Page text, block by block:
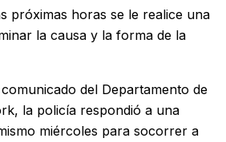
próximas horas se le realice una
la causa y la forma de la
del Departamento de
la policía respondió a una
miércoles para socorrer a